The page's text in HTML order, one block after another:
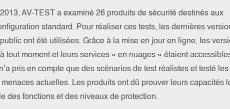
AV-TEST a examiné 26 produits de sécurité destinés aux
standard. Pour réaliser ces tests, les dernières
ont été utilisées. Grâce à la mise en jour en ligne, les
tout moment et leurs services « en nuages » étaient
pris en compte que des scénarios de test réalistes et testé les
actuelles. Les produits ont dû prouver leurs capacités
des fonctions et des niveaux de protection.